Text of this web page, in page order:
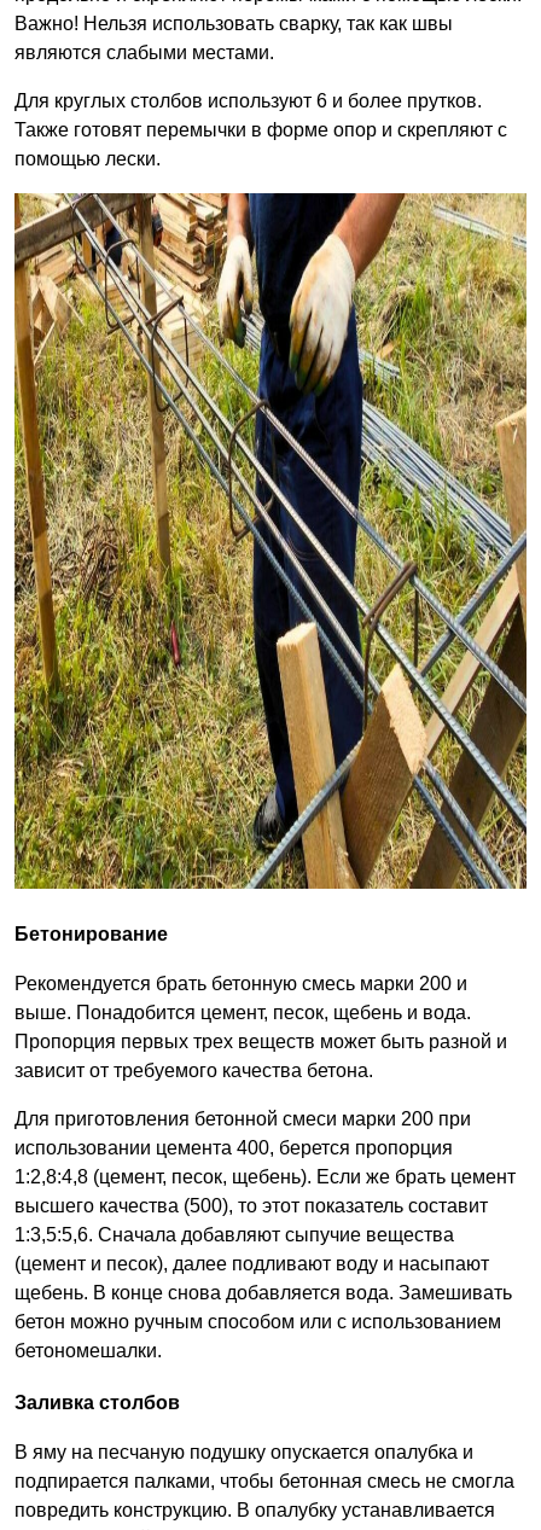
Важно! Нельзя использовать сварку, так как швы
являются слабыми местами.
Для круглых столбов используют 6 и более прутков.
Также готовят перемычки в форме опор и скрепляют с
помощью лески.
Бетонирование
Рекомендуется брать бетонную смесь марки 200 и
выше. Понадобится цемент, песок, щебень и вода.
Пропорция первых трех веществ может быть разной и
зависит от требуемого качества бетона.
Для приготовления бетонной смеси марки 200 при
использовании цемента 400, берется пропорция
1:2,8:4,8 (цемент, песок, щебень). Если же брать цемент
высшего качества (500), то этот показатель составит
1:3,5:5,6. Сначала добавляют сыпучие вещества
(цемент и песок), далее подливают воду и насыпают
щебень. В конце снова добавляется вода. Замешивать
бетон можно ручным способом или с использованием
бетономешалки.
Заливка столбов
В яму на песчаную подушку опускается опалубка и
подпирается палками, чтобы бетонная смесь не смогла
повредить конструкцию. В опалубку устанавливается